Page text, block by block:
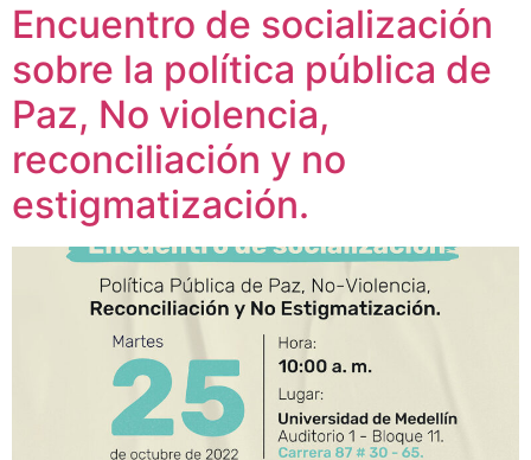
Encuentro de socialización
sobre la política pública de
Paz, No violencia,
reconciliación y no
estigmatización.